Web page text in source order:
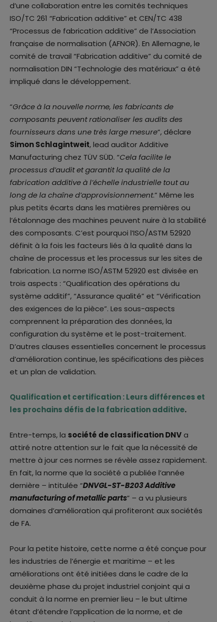
d’une collaboration entre les comités techniques
ISO/TC 261 “Fabrication additive” et CEN/TC 438
“Processus de fabrication additive” de l’Association
française de normalisation (AFNOR). En Allemagne, le
comité de travail “Fabrication additive” du comité de
normalisation DIN “Technologie des matériaux” a été
impliqué dans le développement.
“Grâce à la nouvelle norme, les fabricants de
composants peuvent rationaliser les audits des
fournisseurs dans une très large mesure“, déclare
Simon Schlagintweit, lead auditor Additive
Manufacturing chez TÜV SÜD. “Cela facilite le
processus d’audit et garantit la qualité de la
fabrication additive à l’échelle industrielle tout au
long de la chaîne d’approvisionnement.” Même les
plus petits écarts dans les matières premières ou
l’étalonnage des machines peuvent nuire à la stabilité
des composants. C’est pourquoi l’ISO/ASTM 52920
définit à la fois les facteurs liés à la qualité dans la
chaîne de processus et les processus sur les sites de
fabrication. La norme ISO/ASTM 52920 est divisée en
trois aspects : “Qualification des opérations du
système additif”, “Assurance qualité” et “Vérification
des exigences de la pièce”. Les sous-aspects
comprennent la préparation des données, la
configuration du système et le post-traitement.
D’autres clauses essentielles concernent le processus
d’amélioration continue, les spécifications des pièces
et un plan de validation.
Qualification et certification : Leurs différences et
les prochains défis de la fabrication additive.
Entre-temps, la société de classification DNVa
attiré notre attention sur le fait que la nécessité de
mettre à jour ces normes se révèle assez rapidement.
En fait, la norme que la société a publiée l’année
dernière – intitulée “DNVGL-ST-B203 Additive
manufacturing of metallic parts” – a vu plusieurs
domaines d’amélioration qui profiteront aux sociétés
de FA.
Pour la petite histoire, cette norme a été conçue pour
les industries de l’énergie et maritime – et les
améliorations ont été initiées dans le cadre de la
deuxième phase du projet industriel conjoint qui a
conduit à la norme en premier lieu – le but ultime
étant d’étendre l’application de la norme, et de